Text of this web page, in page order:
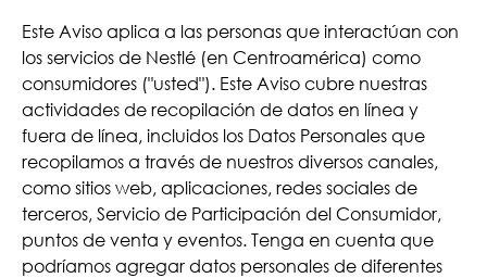
Este Aviso aplica a las personas que interactúan con
los servicios de Nestlé (en Centroamérica) como
consumidores ("usted"). Este Aviso cubre nuestras
actividades de recopilación de datos en línea y
fuera de línea, incluidos los Datos Personales que
recopilamos a través de nuestros diversos canales,
como sitios web, aplicaciones, redes sociales de
terceros, Servicio de Participación del Consumidor,
puntos de venta y eventos. Tenga en cuenta que
podríamos agregar datos personales de diferentes